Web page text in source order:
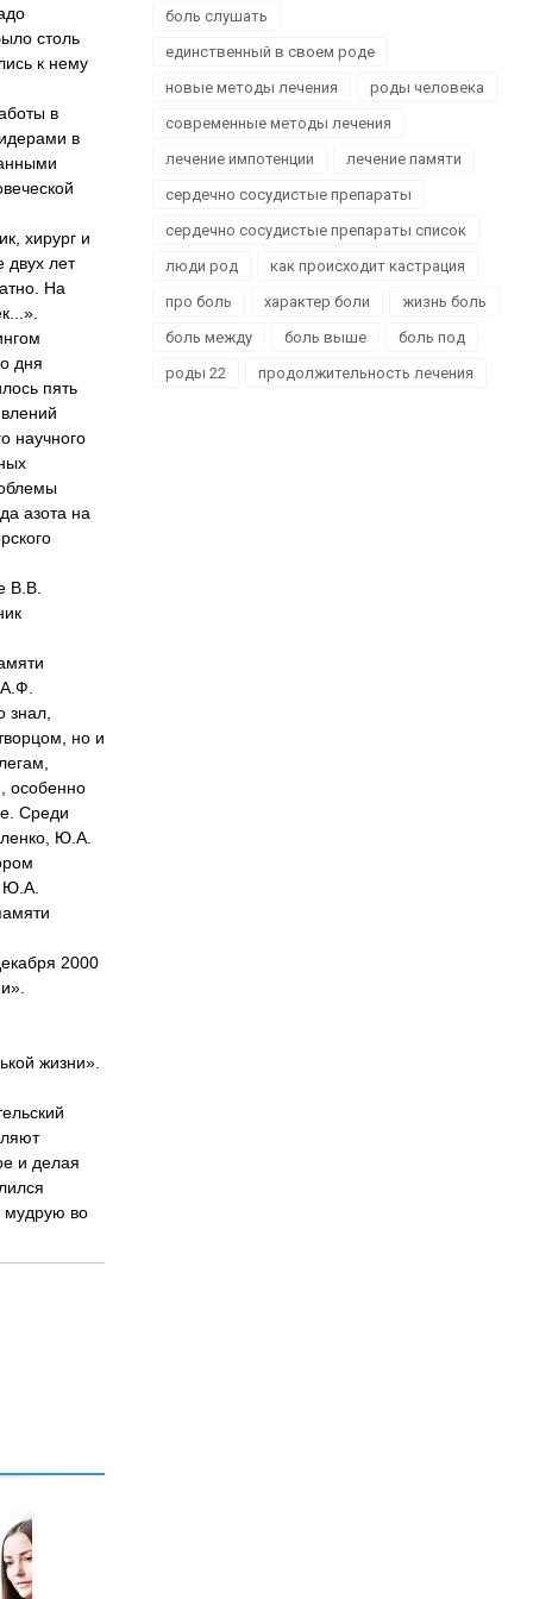
столь
к нему
в
в
хирург и
двух лет
На
дня
пять
научного
азота на
В.В.
знал,
но и
особенно
Среди
Ю.А.
Ю.А.
2000
жизни».
и делая
мудрую во
Офтальмологія
Травматологія і ортопедія
Урологія і нефрологія
Школа здоров'я
Щеплення
боль слушать
единственный в своем роде
новые методы лечения
роды человека
современные методы лечения
лечение импотенции
лечение памяти
сердечно сосудистые препараты
сердечно сосудистые препараты список
люди род
как происходит кастрация
про боль
характер боли
жизнь боль
боль между
боль выше
боль под
роды 22
продолжительность лечения